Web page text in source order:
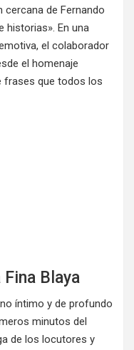
cercana de Fernando
historias». En una
el colaborador
el homenaje
frases que todos los
Blaya
íntimo y de profundo
minutos del
de los locutores y